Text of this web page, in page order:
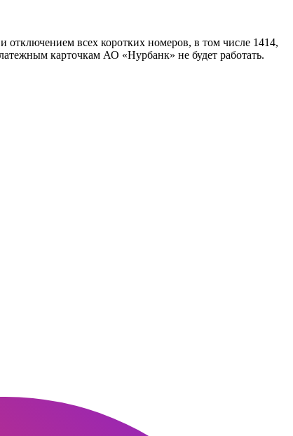
всех коротких номеров, в том числе 1414,
карточкам АО «Нурбанк» не будет работать.